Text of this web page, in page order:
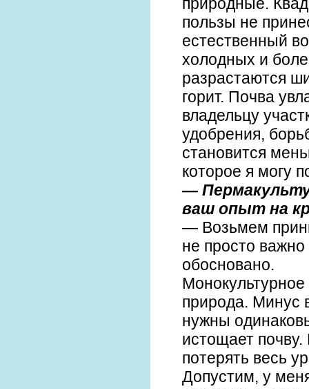
природные.
пользы не
естественный
холодных и
разрастаются
горит. Почва
владельцу
удобрения,
становится
которое я могу
—
ваш опыт на
— Возьмем
не просто
обосновано.
природа. Минус
нужны
истощает
потерять весь
Допустим, у